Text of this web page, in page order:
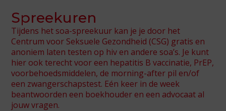
Spreekuren
Tijdens het soa-spreekuur kan je je door het
Centrum voor Seksuele Gezondheid (CSG) gratis en
anoniem laten testen op hiv en andere soa’s. Je kunt
hier ook terecht voor een hepatitis B vaccinatie, PrEP,
voorbehoedsmiddelen, de morning-after pil en/of
een zwangerschapstest. Eén keer in de week
beantwoorden een boekhouder en een advocaat al
jouw vragen.